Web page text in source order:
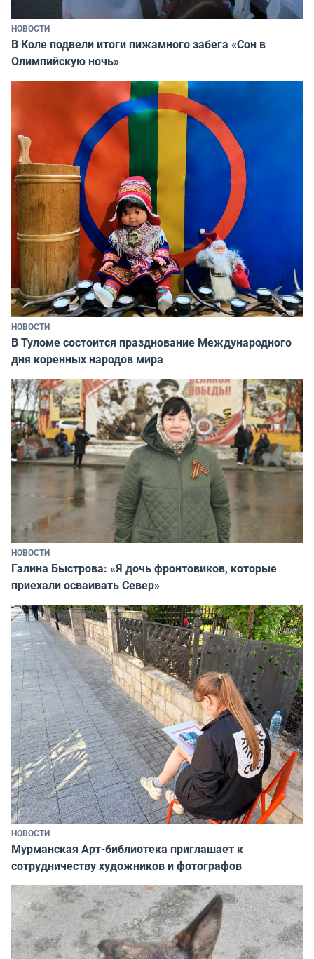
НОВОСТИ
В Коле подвели итоги пижамного забега «Сон в
Олимпийскую ночь»
НОВОСТИ
В Туломе состоится празднование Международного
дня коренных народов мира
НОВОСТИ
Галина Быстрова: «Я дочь фронтовиков, которые
приехали осваивать Север»
НОВОСТИ
Мурманская Арт-библиотека приглашает к
сотрудничеству художников и фотографов